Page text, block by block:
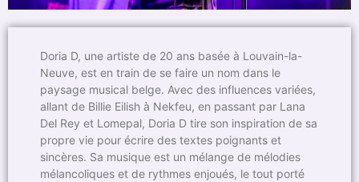
Doria D, une artiste de 20 ans basée à Louvain-la-
Neuve, est en train de se faire un nom dans le
paysage musical belge. Avec des influences variées,
allant de Billie Eilish à Nekfeu, en passant par Lana
Del Rey et Lomepal, Doria D tire son inspiration de sa
propre vie pour écrire des textes poignants et
sincères. Sa musique est un mélange de mélodies
mélancoliques et de rythmes enjoués, le tout porté